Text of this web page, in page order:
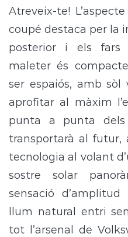
Atreveix-te!
coupé destaca per la
posterior i els fars
maleter és
ser espaiós, amb sòl
aprofitar al màxim
punta a punta
transportarà al futur,
tecnologia al volant
sostre solar
sensació
llum natural entri
tot l’arsenal de